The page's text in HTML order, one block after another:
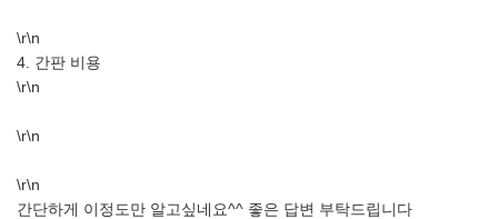
\r\n
4. 간판 비용
\r\n
\r\n
\r\n
간단하게 이정도만 알고싶네요^^ 좋은 답변 부탁드립니다